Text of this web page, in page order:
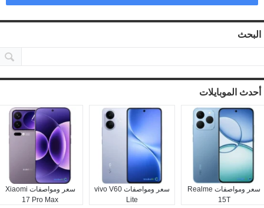
البحث
أحدث الموبايلات
سعر ومواصفات Realme
15T
سعر ومواصفات vivo V60
Lite
سعر ومواصفات Xiaomi
17 Pro Max